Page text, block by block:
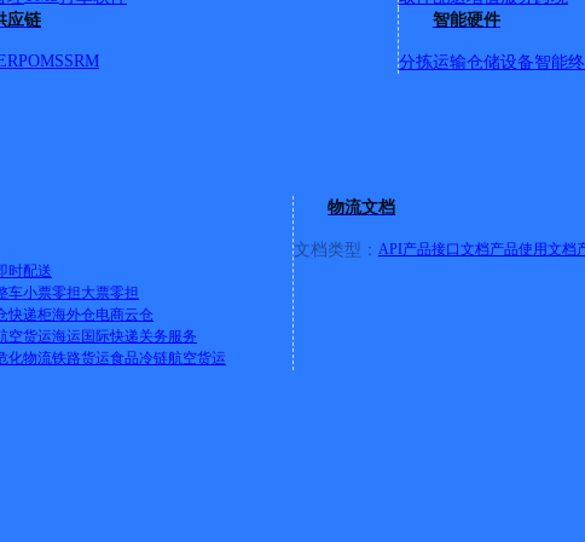
应链
OMSSRM
智能硬件
分拣运输仓储设备智能
时配送
车小票零担大票零担
快递柜海外仓电商云仓
空货运海运 国际快递关务服务
化物流铁路货运食品冷链航空货运
物流文档
文档类型： API产品接口文档产品使用文档